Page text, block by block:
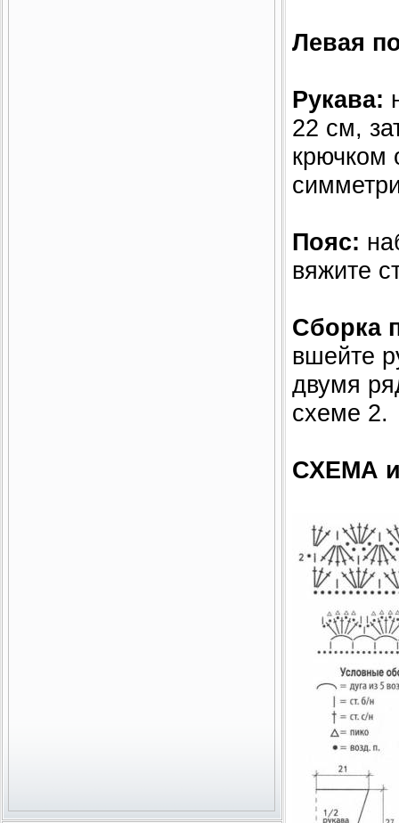
Левая
Рукава:
22 см,
крючком
Пояс:
вяжите
Сборка
вшейте
двумя
схеме 2.
СХЕМА